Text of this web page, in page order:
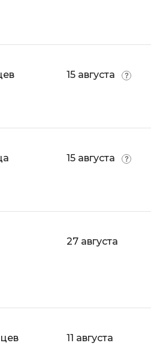
15 августа
15 августа
27 августа
11 августа